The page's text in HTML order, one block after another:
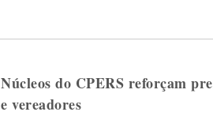
Núcleos do CPERS reforçam
e vereadores